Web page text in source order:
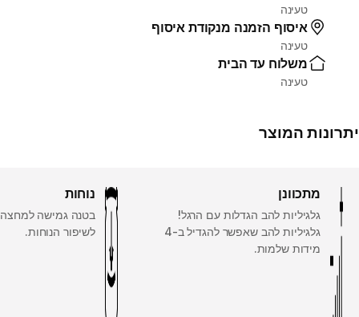
טעינה
איסוף הזמנה מנקודת איסוף
טעינה
משלוח עד הבית
טעינה
יתרונות המוצר
מתכוונן
גלגיליות להב הגדלות עם הרגל!
גלגיליות להב שאפשר להגדיל ב-4
מידות שלמות.
נוחות
בטנה גמישה למחצה
לשיפור הנוחות.